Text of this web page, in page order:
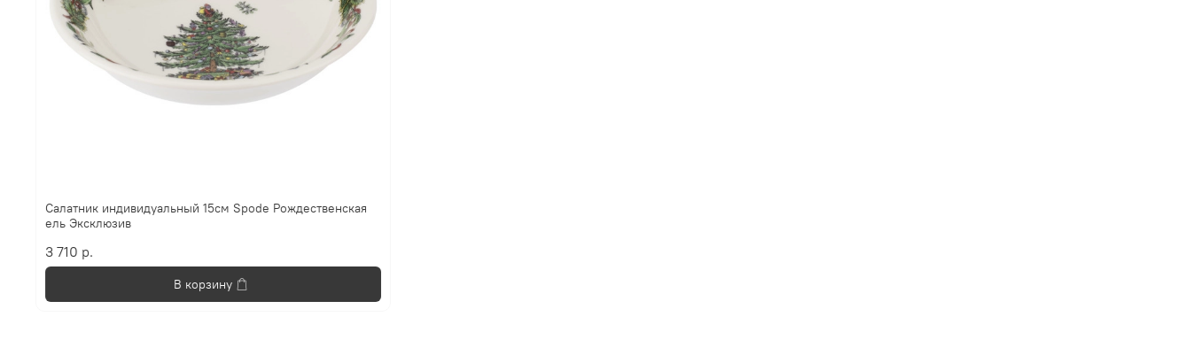
Салатник индивидуальный 15см Spode Рождественская
ель Эксклюзив
3 710 р.
В корзину